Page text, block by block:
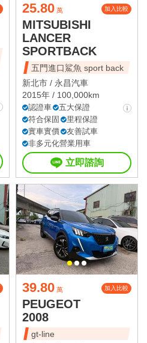
25.80 萬 加入比較
MITSUBISHI
LANCER
SPORTBACK
五門進口鯊魚 sport back
新北市 / 永昌汽車
2015年 / 100,000km
認證車
五大保證
符合保固
里程保證
實車實價
友善試車
非多元化營業用車
立即諮詢
39.80 萬 加入比較
PEUGEOT
2008
gt-line